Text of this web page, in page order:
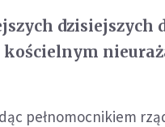
kościelnym
pełnomocnikiem